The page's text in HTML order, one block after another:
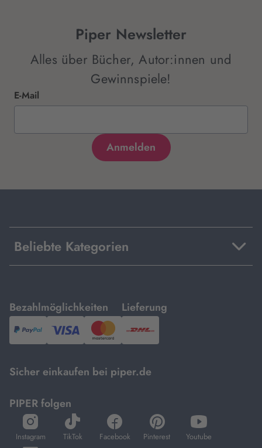
Piper Newsletter
Alles über Bücher, Autor:innen und
Gewinnspiele!
E-Mail
Beliebte Kategorien
Bezahlmöglichkeiten
mit
PayPal,Visa
und
Lieferung
mit
DHL.
Sicher einkaufen bei piper.de
PIPER folgen
Instagram
öffnet
in
TikTok
öffnet
in
Facebook
öffnet
in
Pinterest
öffnet
in
Youtube
öffnet
in